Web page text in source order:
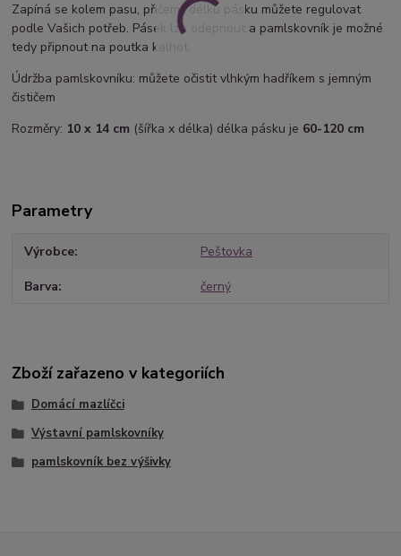
Zapíná se kolem pasu, přičemž délku pásku můžete regulovat
podle Vašich potřeb. Pásek lze odepnout a pamlskovník je možné
tedy připnout na poutka kalhot.
Údržba pamlskovníku: můžete očistit vlhkým hadříkem s jemným
čističem
Rozměry: 10 x 14 cm (šířka x délka) délka pásku je 60-120 cm
Parametry
Výrobce Peštovka
Barva černý
Zboží zařazeno v kategoriích
Domácí mazlíčci
Výstavní pamlskovníky
pamlskovník bez výšivky